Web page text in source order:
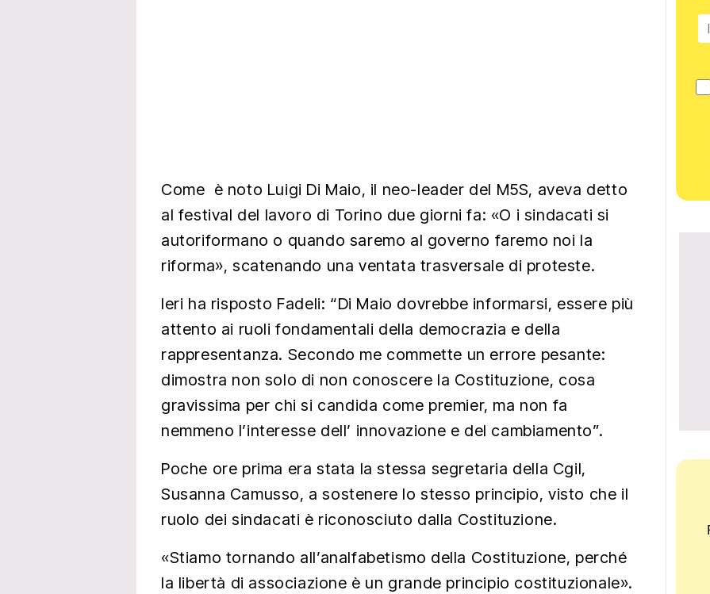
Come è noto Luigi Di Maio, il neo-leader del M5S, aveva detto
al festival del lavoro di Torino due giorni fa: «O i sindacati si
autoriformano o quando saremo al governo faremo noi la
riforma», scatenando una ventata trasversale di proteste.
Ieri ha risposto Fadeli: “Di Maio dovrebbe informarsi, essere più
attento ai ruoli fondamentali della democrazia e della
rappresentanza. Secondo me commette un errore pesante:
dimostra non solo di non conoscere la Costituzione, cosa
gravissima per chi si candida come premier, ma non fa
nemmeno l’interesse dell’ innovazione e del cambiamento”.
Poche ore prima era stata la stessa segretaria della Cgil,
Susanna Camusso, a sostenere lo stesso principio, visto che il
ruolo dei sindacati è riconosciuto dalla Costituzione.
«Stiamo tornando all’analfabetismo della Costituzione, perché
la libertà di associazione è un grande principio costituzionale».